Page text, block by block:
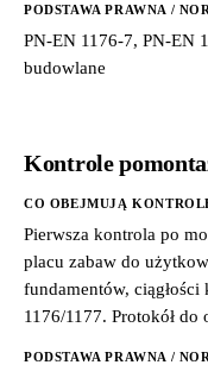
PODSTAWA PRAWNA /
PN-EN 1176-7, PN-EN
budowlane
Kontrole
CO OBEJMUJĄ
Pierwsza kontrola po
placu zabaw do
fundamentów,
1176/1177. Protokół
PODSTAWA PRAWNA /